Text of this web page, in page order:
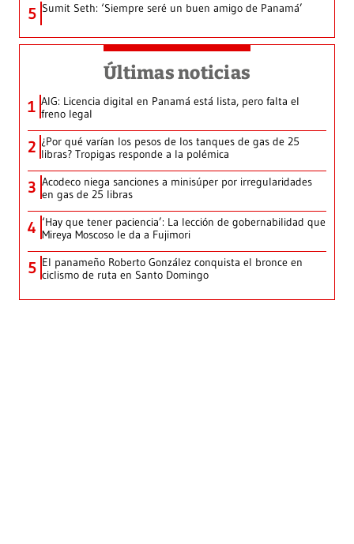
5 Sumit Seth: ‘Siempre seré un buen amigo de Panamá’
Últimas noticias
1 AIG: Licencia digital en Panamá está lista, pero falta el
freno legal
2 ¿Por qué varían los pesos de los tanques de gas de 25
libras? Tropigas responde a la polémica
3 Acodeco niega sanciones a minisúper por irregularidades
en gas de 25 libras
4 ‘Hay que tener paciencia’: La lección de gobernabilidad que
Mireya Moscoso le da a Fujimori
5 El panameño Roberto González conquista el bronce en
ciclismo de ruta en Santo Domingo